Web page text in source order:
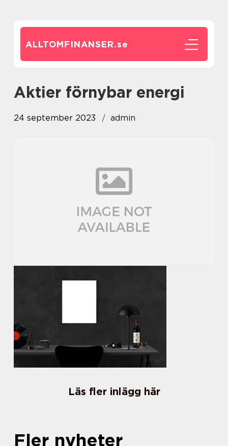
ALLTOMFINANSER.se
aktier förnybar energi
24 september 2023 admin
Läs fler inlägg här
Fler nyheter